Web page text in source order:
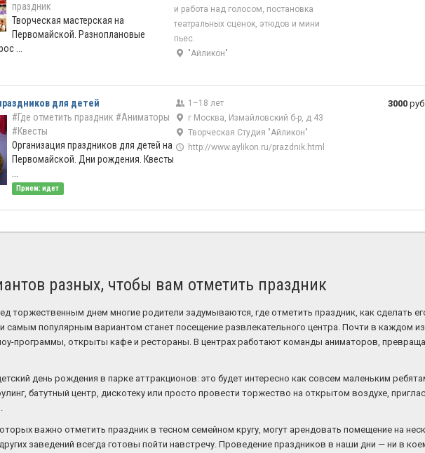
праздник
Творческая мастерская на
Первомайской. Разноплановые
...
и работа над голосом, постановка
театральных сценок, этюдов и мини
пьес.
"Айликон"
для детей
#Где отметить праздник #Аниматоры
#Квесты
Организация праздников для детей на
Первомайской. Дни рождения. Квесты
Прием: идет
1–18 лет
г Москва, Измайловский б-р, д 43
Творческая Студия "Айликон"
http://www.aylikon.ru/prazdnik.html
3000
разных, чтобы вам отметить праздник
торжественным днем многие родители задумываются, где отметить праздник, как сделать
популярным вариантом станет посещение развлекательного центра. Почти в каждом
программы, открыты кафе и рестораны. В центрах работают команды аниматоров,
день рождения в парке аттракционов: это будет интересно как совсем маленьким
батутный центр, дискотеку или просто провести торжество на открытом воздухе,
важно отметить праздник в тесном семейном кругу, могут арендовать помещение на
заведений всегда готовы пойти навстречу. Проведение праздников в наши дни — ни в